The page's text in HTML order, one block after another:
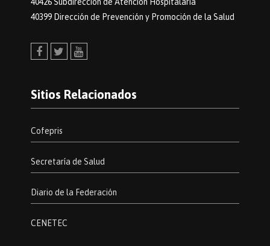
40399 Dirección de Prevención y Promoción de la Salud
Sitios Relacionados
Cofepris
Secretaría de Salud
Diario de la Federación
CENETEC